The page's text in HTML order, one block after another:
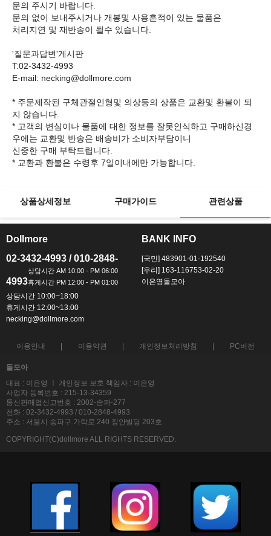
문의 주시기 바랍니다.
문의 없이 보내주시거나 개봉및 사용흔적이 있는 물품은
처리지연 및 재반송이 될수 있습니다.
'질문과답변'게시판
T:02-3432-4993
E-mail: necking@dollmore.com
* 주문제작된 구체관절인형및 의상등의 상품은 교환및 환불이 되
지 않습니다.
* 고객의 변심이나 물품에 대한 정보를 잘못인식하고 구매하신경
우에는 교환및 반송은 배송비가 소비자부담이니
신중한 구매 부탁드립니다.
상품상세정보 구매가이드 관련상품
Dollmore
02-3432-4993 / 010-2848-
4993
상담시간 10:00~18:00
휴게시간 12:00~13:00
necking@dollmore.com
BANK INFO
[국민] 483901-01-192540
[우리] 163-116753-02-20
이은영돌모아
이용안내 이용약관 개인정보처리방침 PC버전
돌모아
대표 : 이은영 ㅣ 개인정보 보호 책임자 : 이은영
사업자 등록번호 : 215-13-34359
통신판매업신고번호 : 2002-송파-277
전화 : 02-3432-4993 / 010-2848-4993
주소 : 서울시 송파구 가락로 240 장안빌딩 203호
COPYRIGHT(C)dollmore ALL RIGHTS RESERVED.